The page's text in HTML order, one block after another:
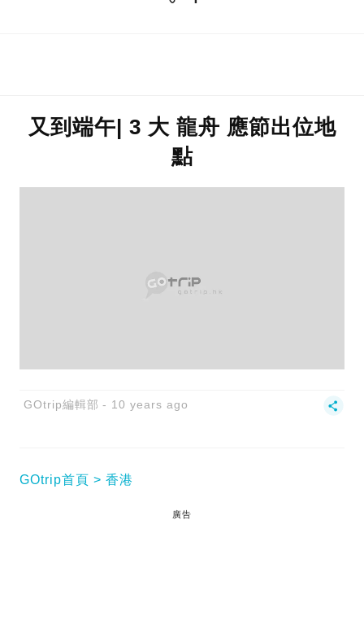
又到端午| 3 大 龍舟 應節出位地
點
GOtrip編輯部 10 years ago
GOtrip首頁 香港
廣告